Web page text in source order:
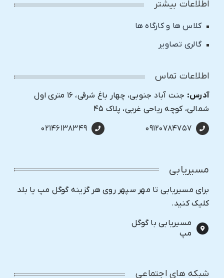
اطلاعات بیشتر
کلاس ها و کارگاه ها
گالری تصاویر
اطلاعات تماس
آدرس:
جنت آباد جنوبی، چهار باغ شرقی، ۱۶ متری اول
شمالی، کوچه ریاحی غربی، پلاک ۴۵
۰۹۱۲۰۷۸۴۷۵۷
۰۲۱۴۶۱۳۸۳۴۹
مسیریابی
برای مسیریابی تا مهر سپهر روی هر گزینه گوگل مپ یا بلد
کلیک کنید.
مسیریابی با گوگل
مپ
شبکه های اجتماعی